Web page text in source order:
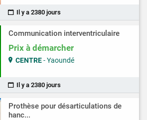
Il y a 2380 jours
Communication interventriculaire
Prix à démarcher
CENTRE- Yaoundé
Il y a 2380 jours
Prothèse pour désarticulations de
hanc...